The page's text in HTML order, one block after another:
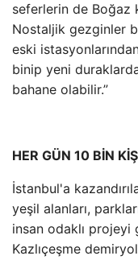
seferlerin de Boğaz
Nostaljik gezginler
eski
binip yeni
bahane olabilir.”
HER GÜN 10 BİN
İstanbul'a
yeşil alanları,
insan odaklı
Kazlıçeşme